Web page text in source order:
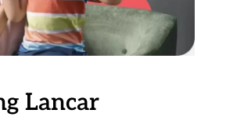
Lancar